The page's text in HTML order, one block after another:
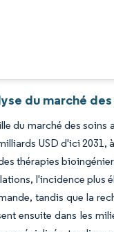
du marché
du marché des soins
USD d'ici 2031,
thérapies
l'incidence plus
tandis que la
ensuite dans les